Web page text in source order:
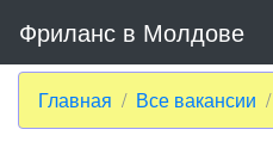
Фриланс в Молдове
Главная Все вакансии